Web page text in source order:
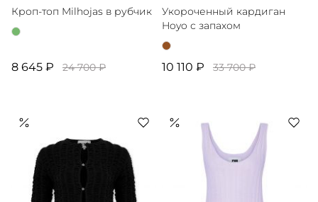
Кроп-топ Milhojas в рубчик
8 645 ₽ 24 700 ₽
Укороченный кардиган
Hoyo с запахом
10 110 ₽ 33 700 ₽